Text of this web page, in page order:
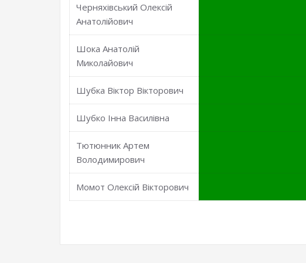
Черняхівський Олексій
Анатолійович
Шока Анатолій
Миколайович
Шубка Віктор Вікторович
Шубко Інна Василівна
Тютюнник Артем
Володимирович
Момот Олексій Вікторович